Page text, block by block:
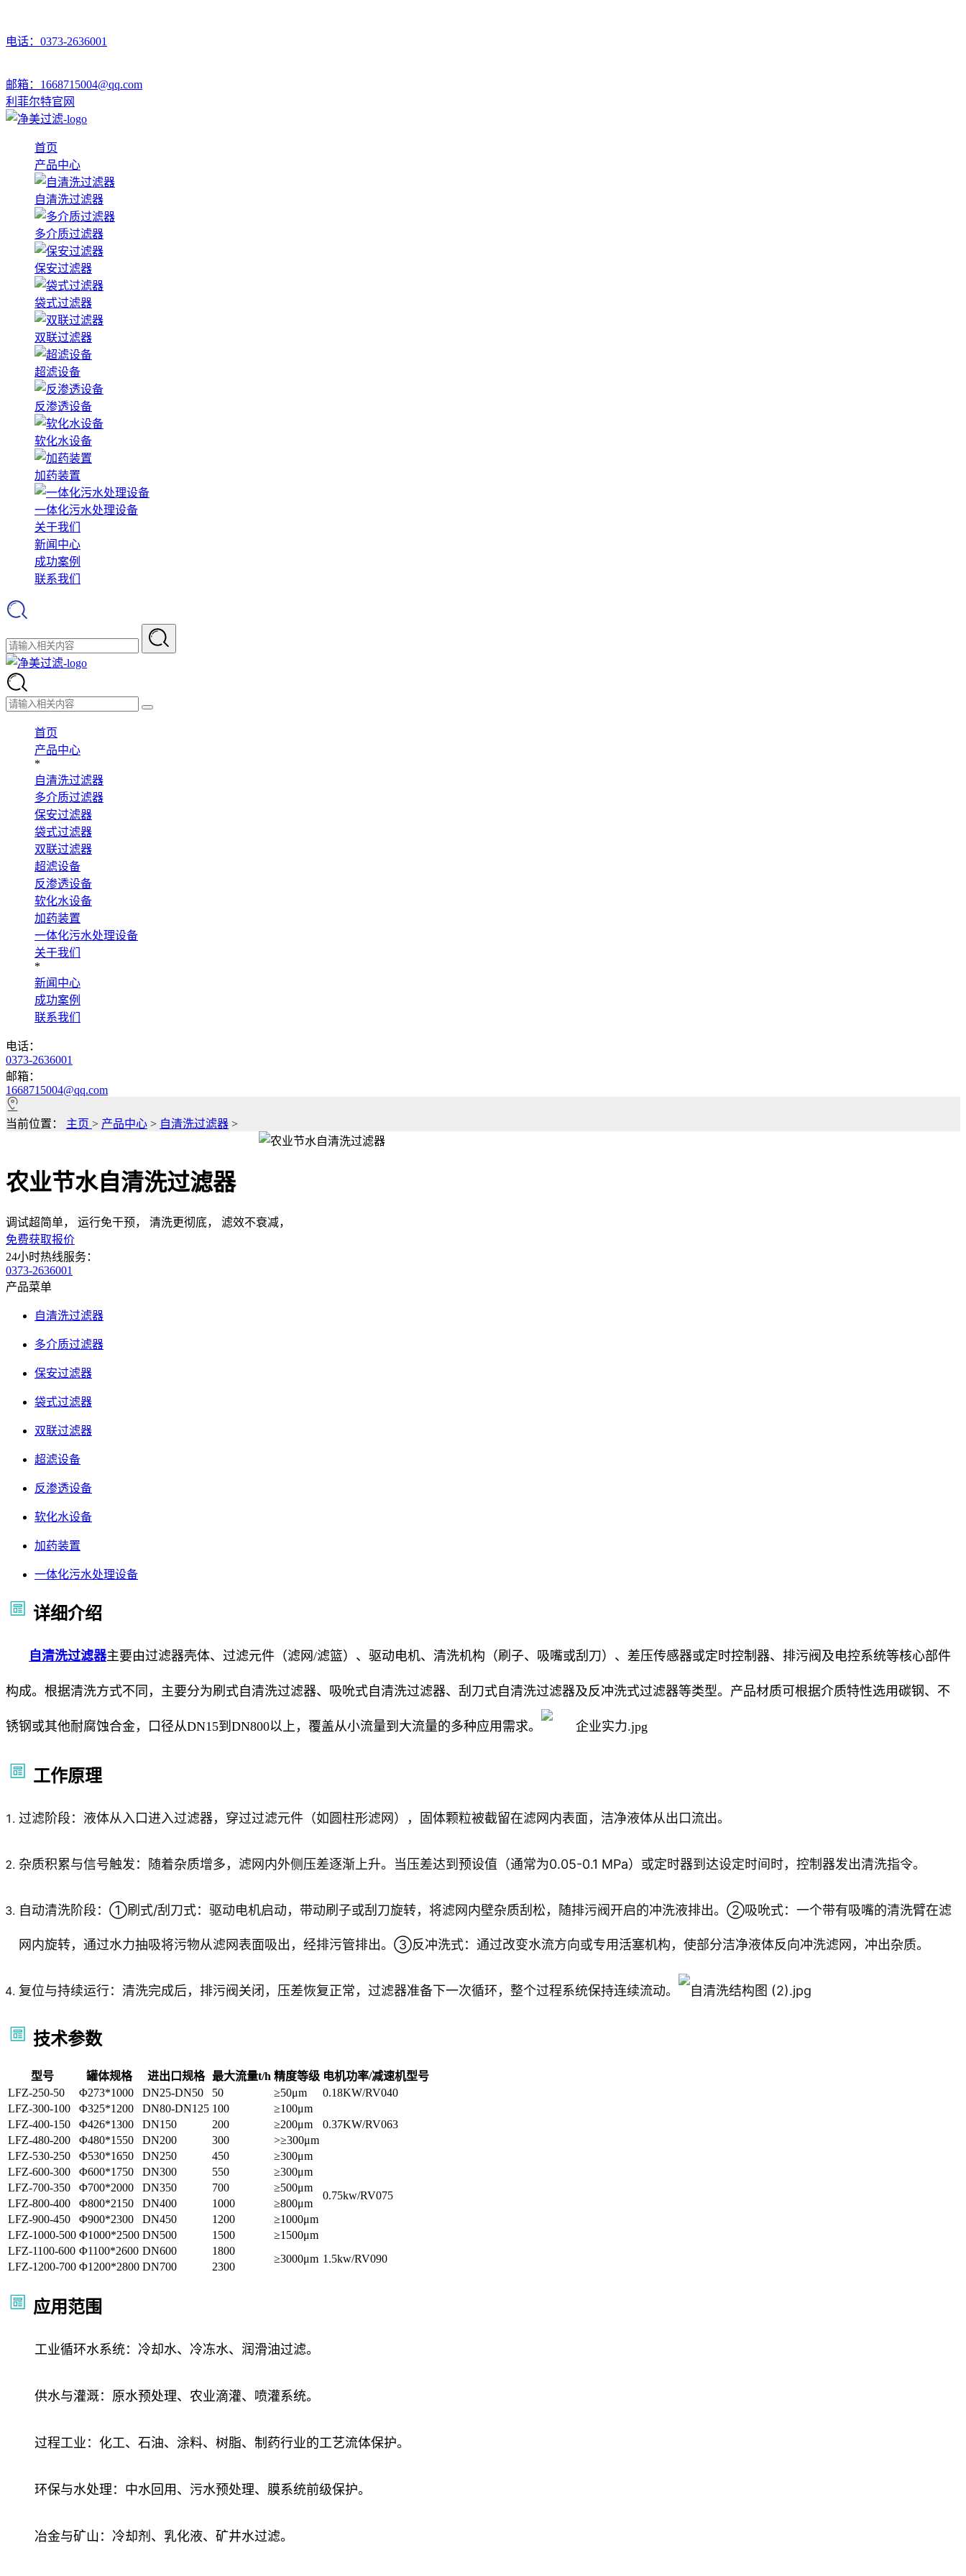
电话：0373-2636001
邮箱：1668715004@qq.com
利菲尔特官网
首页
产品中心
自清洗过滤器
多介质过滤器
保安过滤器
袋式过滤器
双联过滤器
超滤设备
反渗透设备
软化水设备
加药装置
一体化污水处理设备
关于我们
新闻中心
成功案例
联系我们
首页
产品中心
*
自清洗过滤器
多介质过滤器
保安过滤器
袋式过滤器
双联过滤器
超滤设备
反渗透设备
软化水设备
加药装置
一体化污水处理设备
关于我们
*
新闻中心
成功案例
联系我们
电话：
0373-2636001
邮箱：
1668715004@qq.com
当前位置： 主页 > 产品中心 > 自清洗过滤器 >
农业节水自清洗过滤器
调试超简单， 运行免干预， 清洗更彻底， 滤效不衰减，
免费获取报价
24小时热线服务：
0373-2636001
产品菜单
自清洗过滤器
多介质过滤器
保安过滤器
袋式过滤器
双联过滤器
超滤设备
反渗透设备
软化水设备
加药装置
一体化污水处理设备
详细介绍
自清洗过滤器主要由过滤器壳体、过滤元件（滤网/滤篮）、驱动电机、清洗机构（刷子、吸嘴或刮刀）、差压传感器或定时控制器、排污阀及电控系统等核心部件
构成。根据清洗方式不同，主要分为刷式自清洗过滤器、吸吮式自清洗过滤器、刮刀式自清洗过滤器及反冲洗式过滤器等类型。产品材质可根据介质特性选用碳钢、不
锈钢或其他耐腐蚀合金，口径从DN15到DN800以上，覆盖从小流量到大流量的多种应用需求。
工作原理
过滤阶段：液体从入口进入过滤器，穿过过滤元件（如圆柱形滤网），固体颗粒被截留在滤网内表面，洁净液体从出口流出。
杂质积累与信号触发：随着杂质增多，滤网内外侧压差逐渐上升。当压差达到预设值（通常为0.05-0.1 MPa）或定时器到达设定时间时，控制器发出清洗指令。
自动清洗阶段：①刷式/刮刀式：驱动电机启动，带动刷子或刮刀旋转，将滤网内壁杂质刮松，随排污阀开启的冲洗液排出。②吸吮式：一个带有吸嘴的清洗臂在滤
网内旋转，通过水力抽吸将污物从滤网表面吸出，经排污管排出。③反冲洗式：通过改变水流方向或专用活塞机构，使部分洁净液体反向冲洗滤网，冲出杂质。
复位与持续运行：清洗完成后，排污阀关闭，压差恢复正常，过滤器准备下一次循环，整个过程系统保持连续流动。
技术参数
型号 罐体规格 进出口规格 最大流量t/h 精度等级 电机功率/减速机型号
LFZ-250-50
Φ273*1000 DN25-DN50 50 ≥50μm
0.18KW/RV040
LFZ-300-100
Φ325*1200 DN80-DN125 100
≥100μm
0.37KW/RV063
LFZ-400-150 Φ426*1300 DN150 200
≥200μm
LFZ-480-200
Φ480*1550 DN200 300
>≥300μm
LFZ-530-250
Φ530*1650 DN250 450 ≥300μm
0.75kw/RV075
LFZ-600-300 Φ600*1750 DN300 550
≥300μm
LFZ-700-350
Φ700*2000 DN350 700
≥500μm
LFZ-800-400
Φ800*2150 DN400 1000
≥800μm
LFZ-900-450
Φ900*2300 DN450 1200
≥1000μm
LFZ-1000-500 Φ1000*2500 DN500 1500
≥1500μm
LFZ-1100-600 Φ1100*2600 DN600 1800
≥3000μm 1.5kw/RV090
LFZ-1200-700 Φ1200*2800 DN700 2300
应用范围
工业循环水系统：冷却水、冷冻水、润滑油过滤。
供水与灌溉：原水预处理、农业滴灌、喷灌系统。
过程工业：化工、石油、涂料、树脂、制药行业的工艺流体保护。
环保与水处理：中水回用、污水预处理、膜系统前级保护。
冶金与矿山：冷却剂、乳化液、矿井水过滤。